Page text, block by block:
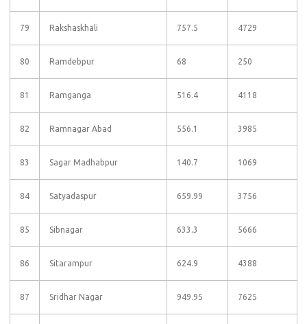
79 Rakshaskhali 757.5 4729
80 Ramdebpur 68 250
81 Ramganga 516.4 4118
82 Ramnagar Abad 556.1 3985
83 Sagar Madhabpur 140.7 1069
84 Satyadaspur 659.99 3756
85 Sibnagar 633.3 5666
86 Sitarampur 624.9 4388
87 Sridhar Nagar 949.95 7625